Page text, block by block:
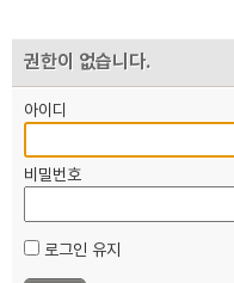
권한이 없습니다.
아이디
비밀번호
로그인 유지
노동상담
자료
부설기관
업무